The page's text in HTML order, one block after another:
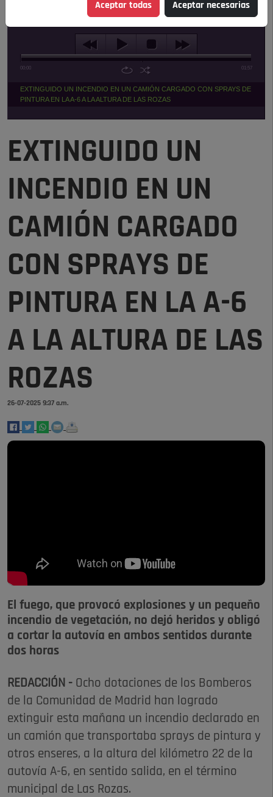
Escucha el audio de esta noticia:
00:00 01:57
EXTINGUIDO UN INCENDIO EN UN CAMIÓN CARGADO CON SPRAYS DE
PINTURA EN LA A-6 A LA ALTURA DE LAS ROZAS
EXTINGUIDO UN
INCENDIO EN UN
CAMIÓN CARGADO
CON SPRAYS DE
PINTURA EN LA A-6
A LA ALTURA DE LAS
ROZAS
26-07-2025 9:37 a.m.
El fuego, que provocó explosiones y un pequeño
incendio de vegetación, no dejó heridos y obligó
a cortar la autovía en ambos sentidos durante
dos horas
REDACCIÓN - Ocho dotaciones de los Bomberos
de la Comunidad de Madrid han logrado
extinguir esta mañana un incendio declarado en
un camión que transportaba sprays de pintura y
otros enseres, a la altura del kilómetro 22 de la
autovía A-6, en sentido salida, en el término
municipal de Las Rozas.
Aceptar todas Aceptar necesarias